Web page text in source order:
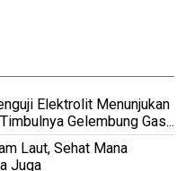
Elektrolit Menunjukan
Gelembung Gas...
Laut, Sehat Mana
Juga